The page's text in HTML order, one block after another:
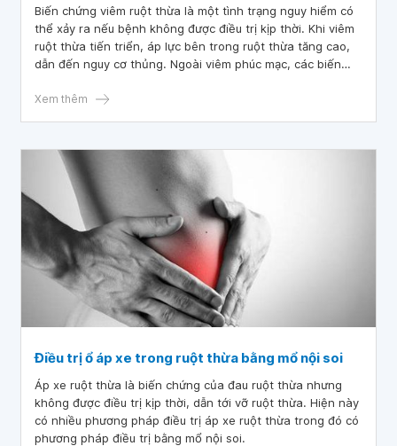
Biến chứng viêm ruột thừa là một tình trạng nguy hiểm có
thể xảy ra nếu bệnh không được điều trị kịp thời. Khi viêm
ruột thừa tiến triển, áp lực bên trong ruột thừa tăng cao,
dẫn đến nguy cơ thủng. Ngoài viêm phúc mạc, các biến
đám quánh ruột thừa gây nguy hiểm đến tính mạng người
Xem thêm
Điều trị ổ áp xe trong ruột thừa bằng mổ nội soi
Áp xe ruột thừa là biến chứng của đau ruột thừa nhưng
không được điều trị kịp thời, dẫn tới vỡ ruột thừa. Hiện này
có nhiều phương pháp điều trị áp xe ruột thừa trong đó có
phương pháp điều trị bằng mổ nội soi.